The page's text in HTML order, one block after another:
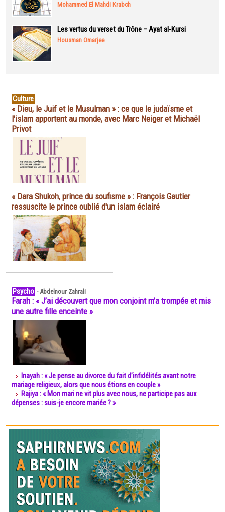
Mohammed El Mahdi Krabch
Les vertus du verset du Trône – Ayat al-Kursi
Housman Omarjee
Culture
« Dieu, le Juif et le Musulman » : ce que le judaïsme et
l'islam apportent au monde, avec Marc Neiger et Michaël
Privot
« Dara Shukoh, prince du soufisme » : François Gautier
ressuscite le prince oublié d'un islam éclairé
Psycho -Abdelnour Zahrali
Farah : « J’ai découvert que mon conjoint m’a trompée et mis
une autre fille enceinte »
Inayah : « Je pense au divorce du fait d’infidélités avant notre
mariage religieux, alors que nous étions en couple »
Rajiya : « Mon mari ne vit plus avec nous, ne participe pas aux
dépenses : suis-je encore mariée ? »